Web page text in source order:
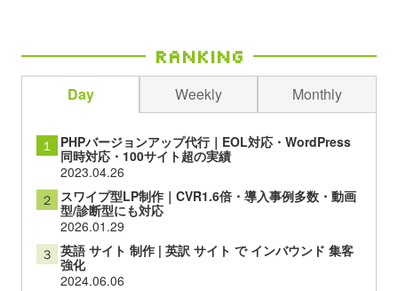
Ranking
Day Weekly Monthly
１ PHPバージョンアップ代行｜EOL対応・WordPress
同時対応・100サイト超の実績
2023.04.26
２ スワイプ型LP制作｜CVR1.6倍・導入事例多数・動画
型/診断型にも対応
2026.01.29
３ 英語 サイト 制作 | 英訳 サイト で インバウンド 集客
強化
2024.06.06